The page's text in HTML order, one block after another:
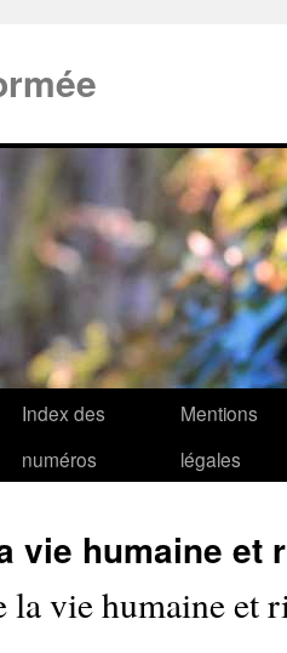
Index des
numéros
Mentions
légales
vie humaine et
la vie humaine et